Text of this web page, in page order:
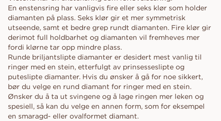
En enstensring har vanligvis fire eller seks klør som holder
diamanten på plass. Seks klør gir et mer symmetrisk
utseende, samt et bedre grep rundt diamanten. Fire klør gir
derimot full holdbarhet og diamanten vil fremheves mer
fordi klørne tar opp mindre plass.
Runde briljantslipte diamanter er desidert mest vanlig til
ringer med en stein, etterfulgt av prinsesseslipte og
puteslipte diamanter. Hvis du ønsker å gå for noe sikkert,
bør du velge en rund diamant for ringer med en stein.
Ønsker du å ta ut svingene og å lage ringen mer leken og
spesiell, så kan du velge en annen form, som for eksempel
en smaragd- eller ovalformet diamant.